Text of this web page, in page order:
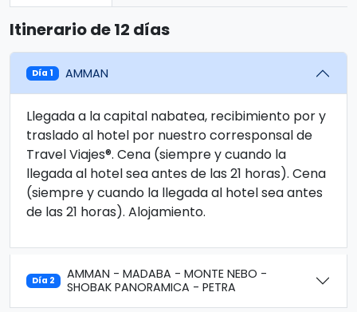
Itinerario de 12 días
Día 1 AMMAN
Llegada a la capital nabatea, recibimiento por y
traslado al hotel por nuestro corresponsal de
Travel Viajes®. Cena (siempre y cuando la
llegada al hotel sea antes de las 21 horas). Cena
(siempre y cuando la llegada al hotel sea antes
de las 21 horas). Alojamiento.
Día 2
AMMAN - MADABA - MONTE NEBO -
SHOBAK PANORAMICA - PETRA